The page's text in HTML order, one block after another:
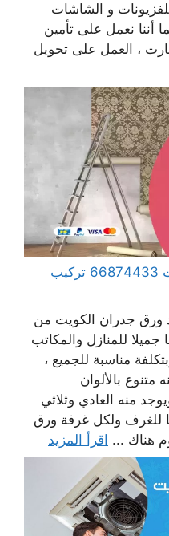
و الشاشات
أننا نعمل على تأمين
، العمل على تحويل
فني تركيب ورق جدران الكويت 66874433 تركيب
ورق جدران الكويت من
جميلا للمنازل والمكاتب
مناسبة للجميع ،
بالألوان
منه العادي وثلاثي
للغرف ولكل غرفة ورق
هناك ... اقرأ المزيد